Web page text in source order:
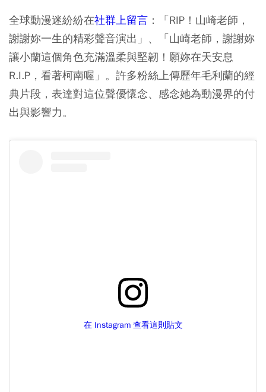
全球動漫迷紛紛在社群上留言 ：「RIP！山崎老師，
謝謝妳一生的精彩聲音演出」、「山崎老師，謝謝妳
讓小蘭這個角色充滿溫柔與堅韌！願妳在天安息
R.I.P，看著柯南喔」。許多粉絲上傳歷年毛利蘭的經
典片段，表達對這位聲優懷念、感念她為動漫界的付
出與影響力。
在 Instagram 查看這則貼文